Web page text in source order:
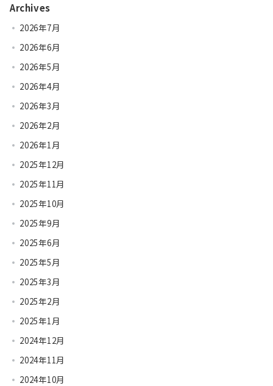
Archives
2026年7月
2026年6月
2026年5月
2026年4月
2026年3月
2026年2月
2026年1月
2025年12月
2025年11月
2025年10月
2025年9月
2025年6月
2025年5月
2025年3月
2025年2月
2025年1月
2024年12月
2024年11月
2024年10月